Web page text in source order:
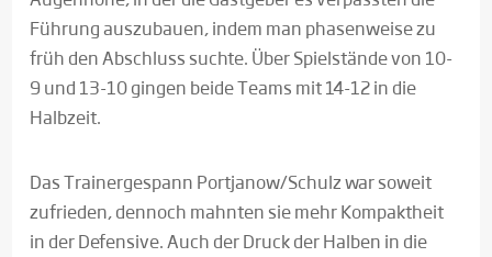
Führung auszubauen, indem man phasenweise zu
früh den Abschluss suchte. Über Spielstände von 10-
9 und 13-10 gingen beide Teams mit 14-12 in die
Halbzeit.
Das Trainergespann Portjanow/Schulz war soweit
zufrieden, dennoch mahnten sie mehr Kompaktheit
in der Defensive. Auch der Druck der Halben in die